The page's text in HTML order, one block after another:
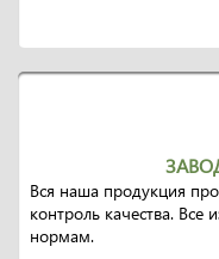
Вся наша продукция
контроль качества. Все
нормам.